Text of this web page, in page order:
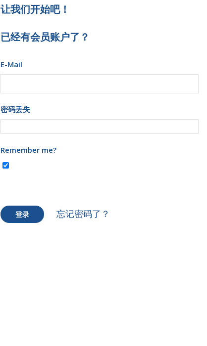
让我们开始吧！
已经有会员账户了？
E-Mail
密码丢失
Remember me?
登录 忘记密码了？